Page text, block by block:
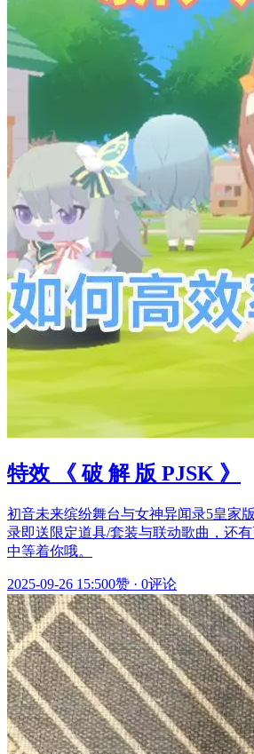
特效 《 破 解 版 PJSK 》
初音未来缤纷舞台与女神异闻录5皇家
录即送限定道具/套装与联动歌曲，还有
中等着你哦。
2025-09-26 15:500赞 · 0评论